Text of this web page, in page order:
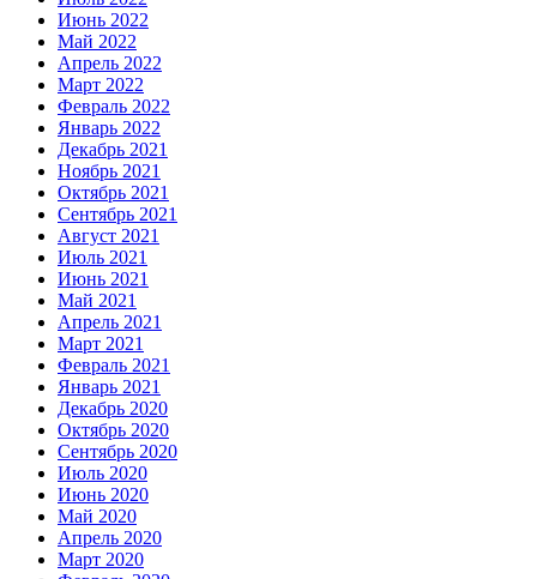
Июнь 2022
Май 2022
Апрель 2022
Март 2022
Февраль 2022
Январь 2022
Декабрь 2021
Ноябрь 2021
Октябрь 2021
Сентябрь 2021
Август 2021
Июль 2021
Июнь 2021
Май 2021
Апрель 2021
Март 2021
Февраль 2021
Январь 2021
Декабрь 2020
Октябрь 2020
Сентябрь 2020
Июль 2020
Июнь 2020
Май 2020
Апрель 2020
Март 2020